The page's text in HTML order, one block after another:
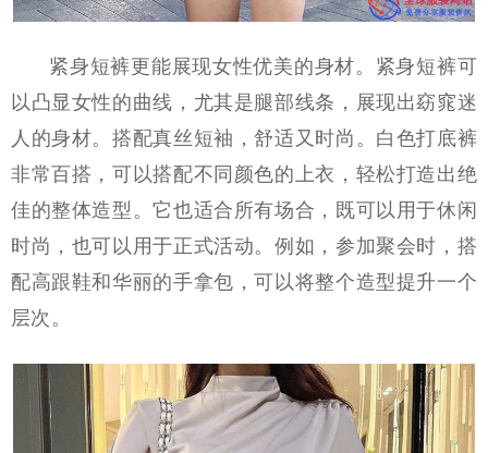
紧身短裤更能展现女性优美的身材。紧身短裤可
以凸显女性的曲线，尤其是腿部线条，展现出窈窕迷
人的身材。搭配真丝短袖，舒适又时尚。白色打底裤
非常百搭，可以搭配不同颜色的上衣，轻松打造出绝
佳的整体造型。它也适合所有场合，既可以用于休闲
时尚，也可以用于正式活动。例如，参加聚会时，搭
配高跟鞋和华丽的手拿包，可以将整个造型提升一个
层次。